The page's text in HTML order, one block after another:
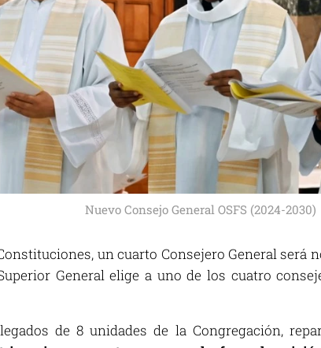
Nuevo Consejo General OSFS (2024-2030)
un cuarto Consejero General será
General elige a uno de los cuatro
de 8 unidades de la Congregación,